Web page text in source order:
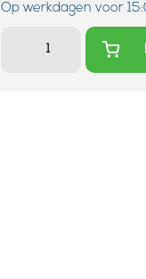
Op werkdagen voor